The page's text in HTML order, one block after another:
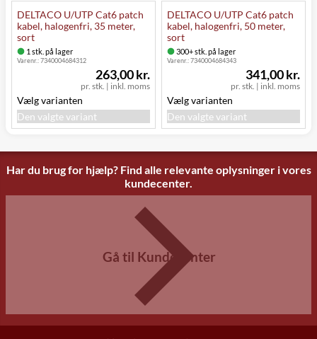
DELTACO U/UTP Cat6 patch
kabel, halogenfri, 35 meter,
sort
1 stk. på lager
Varenr.:7340004684312
pr. stk. | inkl. moms
263,00 kr.
Vælg varianten
Den valgte variant
DELTACO U/UTP Cat6 patch
kabel, halogenfri, 50 meter,
sort
300+ stk. på lager
Varenr.:7340004684343
pr. stk. | inkl. moms
341,00 kr.
Vælg varianten
Den valgte variant
Har du brug for hjælp? Find alle relevante oplysninger i vores
kundecenter.
Gå til Kundecenter